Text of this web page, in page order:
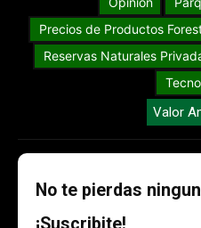
Precios de Productos
Reservas Naturales
Valor
No te pierdas
¡Suscribite!